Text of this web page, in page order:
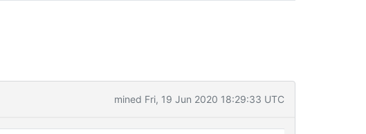
mined Fri, 19 Jun 2020 18:29:33 UTC